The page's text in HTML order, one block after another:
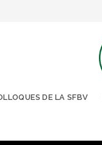
DE LA SFBV